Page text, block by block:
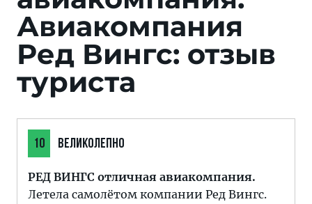
Авиакомпания
Ред Вингс: отзыв
туриста
10 ВЕЛИКОЛЕПНО
РЕД ВИНГС отличная авиакомпания.
Летела самолётом компании Ред Вингс.